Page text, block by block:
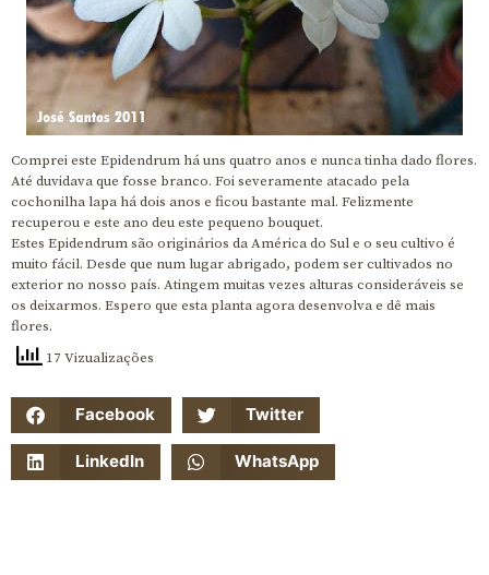
Comprei este Epidendrum há uns quatro anos e nunca tinha dado flores.
Até duvidava que fosse branco. Foi severamente atacado pela
cochonilha lapa há dois anos e ficou bastante mal. Felizmente
recuperou e este ano deu este pequeno bouquet.
Estes Epidendrum são originários da América do Sul e o seu cultivo é
muito fácil. Desde que num lugar abrigado, podem ser cultivados no
exterior no nosso país. Atingem muitas vezes alturas consideráveis se
os deixarmos. Espero que esta planta agora desenvolva e dê mais
flores.
17 Vizualizações
Facebook Twitter
LinkedIn WhatsApp